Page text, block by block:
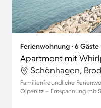
Ferienwohnung ∙ 6
Schönhagen,
Familienfreundliche
Olpenitz – Entspannung mit